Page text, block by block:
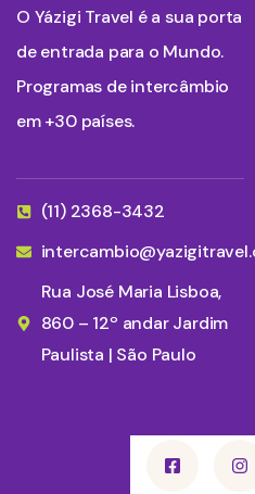
O Yázigi Travel é a sua porta
de entrada para o Mundo.
Programas de intercâmbio
em +30 países.
(11) 2368-3432
Rua José Maria Lisboa,
860 – 12º andar Jardim
Paulista | São Paulo